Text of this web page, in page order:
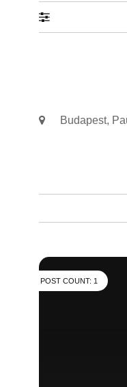
Budapest,
POST COUNT: 1